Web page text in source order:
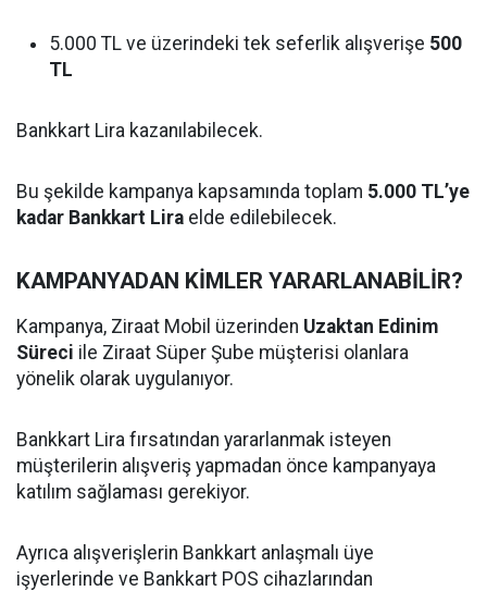
5.000 TL ve üzerindeki tek seferlik alışverişe 500
TL
Bankkart Lira kazanılabilecek.
Bu şekilde kampanya kapsamında toplam 5.000 TL’ye
kadar Bankkart Lira elde edilebilecek.
KAMPANYADAN KİMLER YARARLANABİLİR?
Kampanya, Ziraat Mobil üzerinden Uzaktan Edinim
Süreci ile Ziraat Süper Şube müşterisi olanlara
yönelik olarak uygulanıyor.
Bankkart Lira fırsatından yararlanmak isteyen
müşterilerin alışveriş yapmadan önce kampanyaya
katılım sağlaması gerekiyor.
Ayrıca alışverişlerin Bankkart anlaşmalı üye
işyerlerinde ve Bankkart POS cihazlarından